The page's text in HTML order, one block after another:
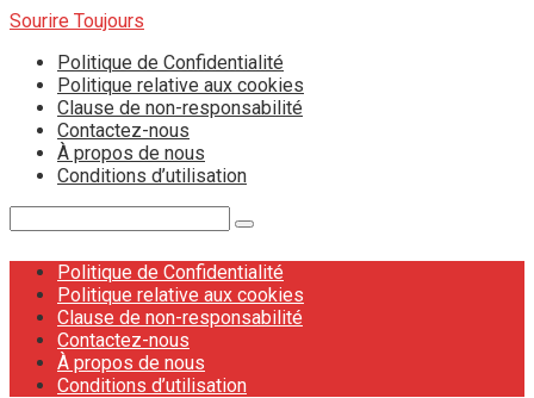
Skip
content
Sourire Toujours
Politique de Confidentialité
Politique relative aux cookies
Clause de non-responsabilité
Contactez-nous
À propos de nous
Conditions d’utilisation
Politique de Confidentialité
Politique relative aux cookies
Clause de non-responsabilité
Contactez-nous
À propos de nous
Conditions d’utilisation